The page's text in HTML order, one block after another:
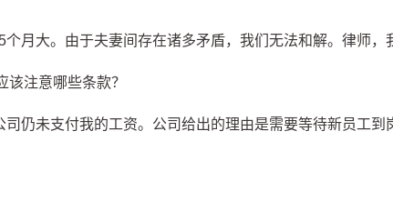
月大。由于夫妻间存在诸多矛盾，我们无法和解。律师，
注意哪些条款？
仍未支付我的工资。公司给出的理由是需要等待新员工到